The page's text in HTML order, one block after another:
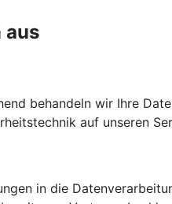
aus
behandeln wir Ihre
auf unseren
in die